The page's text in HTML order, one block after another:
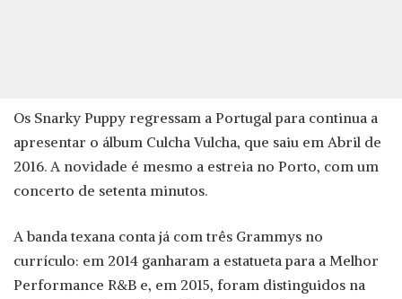
Os Snarky Puppy regressam a Portugal para continua a
apresentar o álbum Culcha Vulcha, que saiu em Abril de
2016. A novidade é mesmo a estreia no Porto, com um
concerto de setenta minutos.
A banda texana conta já com três Grammys no
currículo: em 2014 ganharam a estatueta para a Melhor
Performance R&B e, em 2015, foram distinguidos na